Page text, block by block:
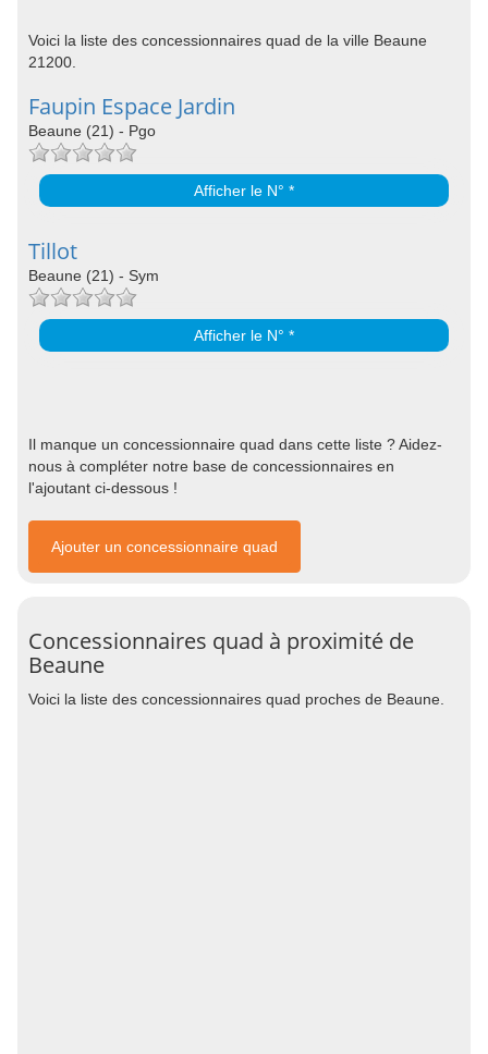
Voici la liste des concessionnaires quad de la ville Beaune
21200.
Faupin Espace Jardin
Beaune (21) - Pgo
Afficher le N° *
Tillot
Beaune (21) - Sym
Afficher le N° *
Il manque un concessionnaire quad dans cette liste ? Aidez-
nous à compléter notre base de concessionnaires en
l'ajoutant ci-dessous !
Ajouter un concessionnaire quad
Concessionnaires quad à proximité de
Beaune
Voici la liste des concessionnaires quad proches de Beaune.